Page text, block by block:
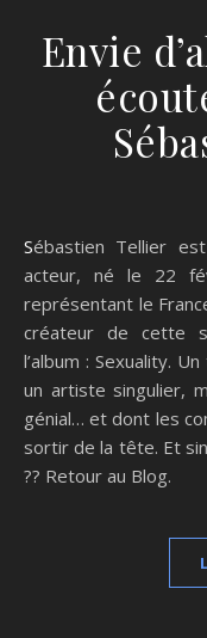
Envie
Sébastien Tellier est un auteur-compositeur electro et
acteur, né le 22
représentant le
créateur de cette
l’album : Sexuality.
un artiste singulier,
génial… et dont les
sortir de la tête. Et
?? Retour au Blog.